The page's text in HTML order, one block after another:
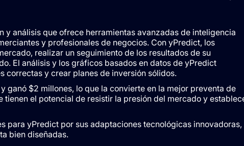
análisis que ofrece herramientas avanzadas de inteligencia
y profesionales de negocios. Con yPredict, los
realizar un seguimiento de los resultados de su
El análisis y los gráficos basados ​​en datos de yPredict
correctas y crear planes de inversión sólidos.
ganó $2 millones, lo que la convierte en la mejor preventa de
el potencial de resistir la presión del mercado y
para yPredict por sus adaptaciones tecnológicas innovadoras,
bien diseñadas.